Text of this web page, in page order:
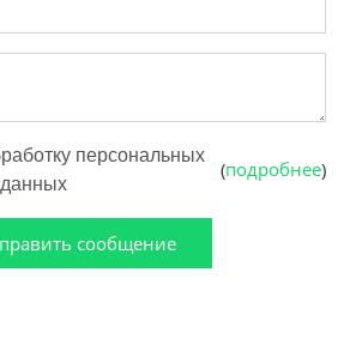
персональных
данных
(подробнее)
сообщение